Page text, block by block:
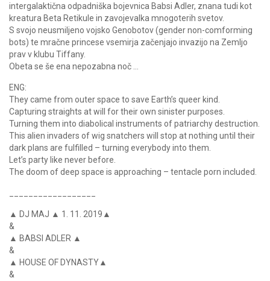
intergalaktična odpadniška bojevnica Babsi Adler, znana tudi kot
kreatura Beta Retikule in zavojevalka mnogoterih svetov.
S svojo neusmiljeno vojsko Genobotov (gender non-comforming
bots) te mračne princese vsemirja začenjajo invazijo na Zemljo
prav v klubu Tiffany.
Obeta se še ena nepozabna noč …
ENG:
They came from outer space to save Earth’s queer kind.
Capturing straights at will for their own sinister purposes.
Turning them into diabolical instruments of patriarchy destruction.
This alien invaders of wig snatchers will stop at nothing until their
dark plans are fulfilled – turning everybody into them.
Let’s party like never before.
The doom of deep space is approaching – tentacle porn included.
▲ DJ MAJ ▲ 1. 11. 2019▲
&
▲ BABSI ADLER ▲
&
▲ HOUSE OF DYNASTY▲
&